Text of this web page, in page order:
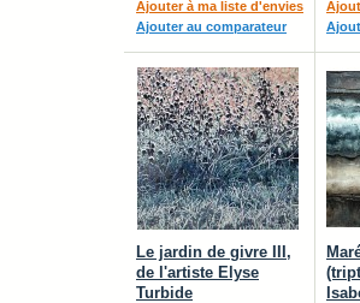
Ajouter à ma liste d'envies
Ajouter au comparateur
Le jardin de givre III,
de l'artiste Elyse
Turbide